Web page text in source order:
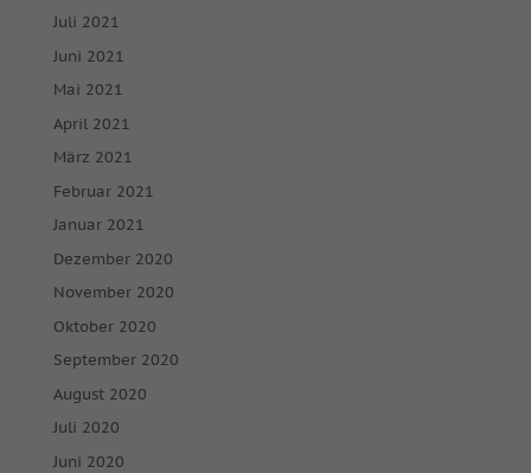
Juli 2021
Juni 2021
Mai 2021
April 2021
März 2021
Februar 2021
Januar 2021
Dezember 2020
November 2020
Oktober 2020
September 2020
August 2020
Juli 2020
Juni 2020